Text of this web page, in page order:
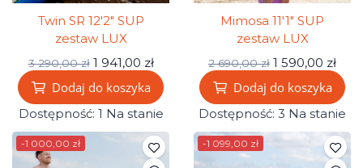
Twin SR 12'2" SUP
zestaw LUX
3 290,00 zł 1 941,00 zł
Dodaj do koszyka
Dostępność: 1 Na stanie
Mimosa 11'1" SUP
zestaw LUX
2 690,00 zł 1 590,00 zł
Dodaj do koszyka
Dostępność: 3 Na stanie
-1 000,00 zł -1 099,00 zł